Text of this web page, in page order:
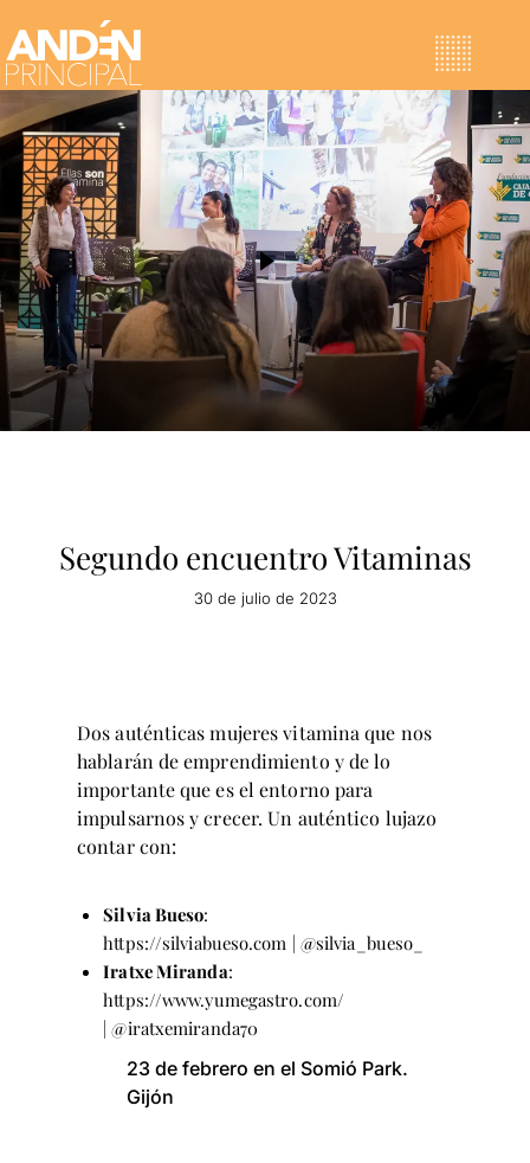
Segundo encuentro Vitaminas
30 de julio de 2023
Dos auténticas mujeres vitamina que nos
hablarán de emprendimiento y de lo
importante que es el entorno para
impulsarnos y crecer. Un auténtico lujazo
contar con:
Silvia Bueso:
https://silviabueso.com | @silvia_bueso_
Iratxe Miranda:
https://www.yumegastro.com/
|@iratxemiranda70
23 de febrero en el Somió Park.
Gijón
Proyectos
Ellas son Vitamina
Horizontes Sostenibles
Jornadas de Neuroliderazgo
Retiros Corporativos